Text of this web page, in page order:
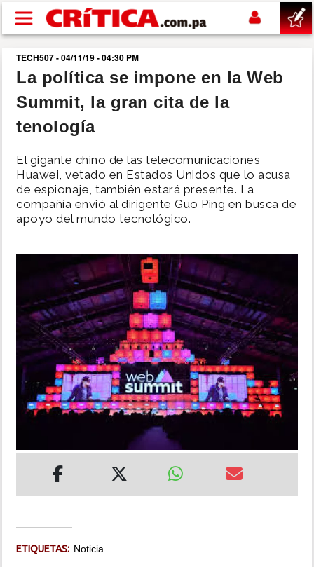
Pasar al contenido principal
buscar
SUCESOS
POLÍTICA
SHOW
MUNDO
INSÓLITAS
MULTIMEDIA
IMPRESO
TECH507 - 04/11/19 - 04:30 PM
La política se impone en la Web
Summit, la gran cita de la
tenología
El gigante chino de las telecomunicaciones
Huawei, vetado en Estados Unidos que lo acusa
de espionaje, también estará presente. La
compañía envió al dirigente Guo Ping en busca de
apoyo del mundo tecnológico.
ETIQUETAS: Noticia